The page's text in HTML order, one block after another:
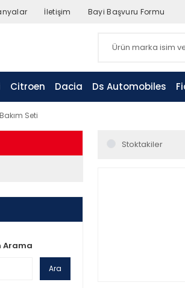
İletişim Bayi Başvuru Formu
Citroen Dacia Ds Automobiles
Seti
Arama
Ara
Stoktakiler